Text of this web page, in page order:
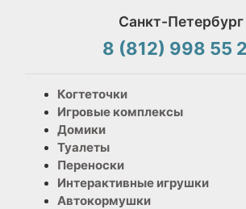
Санкт-Петербург
8 (812) 998 55
Когтеточки
Игровые комплексы
Домики
Туалеты
Переноски
Интерактивные игрушки
Автокормушки